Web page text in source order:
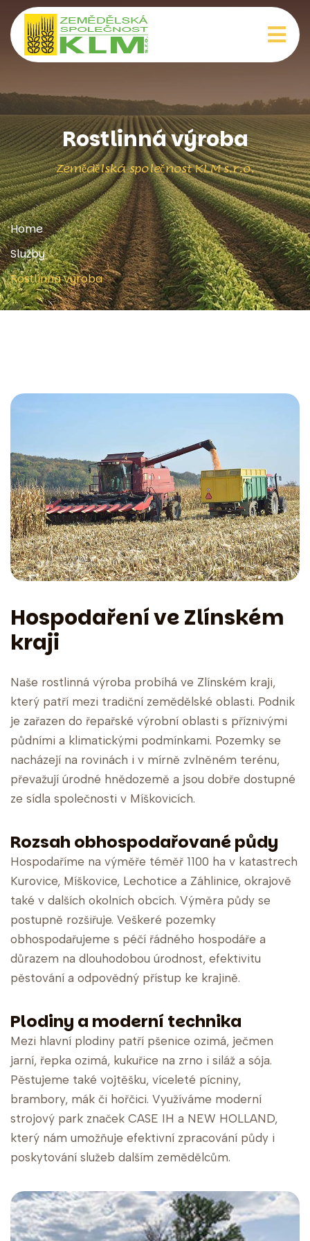
Rostlinná výroba
Zemědělská společnost KLM s.r.o.
Home
Služby
Rostlinná výroba
Hospodaření ve Zlínském
kraji
Naše rostlinná výroba probíhá ve Zlínském kraji,
který patří mezi tradiční zemědělské oblasti. Podnik
je zařazen do řepařské výrobní oblasti s příznivými
půdními a klimatickými podmínkami. Pozemky se
nacházejí na rovinách i v mírně zvlněném terénu,
převažují úrodné hnědozemě a jsou dobře dostupné
ze sídla společnosti v Míškovicích.
Rozsah obhospodařované půdy
Hospodaříme na výměře téměř 1100 ha v katastrech
Kurovice, Míškovice, Lechotice a Záhlinice, okrajově
také v dalších okolních obcích. Výměra půdy se
postupně rozšiřuje. Veškeré pozemky
obhospodařujeme s péčí řádného hospodáře a
důrazem na dlouhodobou úrodnost, efektivitu
pěstování a odpovědný přístup ke krajině.
Plodiny a moderní technika
Mezi hlavní plodiny patří pšenice ozimá, ječmen
jarní, řepka ozimá, kukuřice na zrno i siláž a sója.
Pěstujeme také vojtěšku, víceleté pícniny,
brambory, mák či hořčici. Využíváme moderní
strojový park značek CASE IH a NEW HOLLAND,
který nám umožňuje efektivní zpracování půdy i
poskytování služeb dalším zemědělcům.